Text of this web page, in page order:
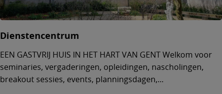
Dienstencentrum
EEN GASTVRIJ HUIS IN HET HART VAN GENT Welkom voor
seminaries, vergaderingen, opleidingen, nascholingen,
breakout sessies, events, planningsdagen,...